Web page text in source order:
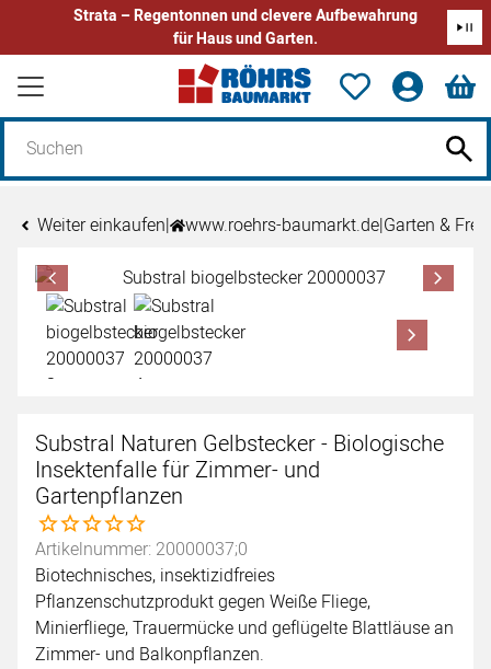
Strata – Regentonnen und clevere Aufbewahrung
für Haus und Garten.
Zum Hauptinhalt springen
Weiter einkaufen| www.roehrs-baumarkt.de|Garten &
Produktgalerie
Zur Kaufbox springen
Substral Naturen Gelbstecker - Biologische
Insektenfalle für Zimmer- und
Gartenpflanzen
Noch keine Bewertungen abgegeben
Artikelnummer: 20000037;0
Biotechnisches, insektizidfreies
Pflanzenschutzprodukt gegen Weiße Fliege,
Minierfliege, Trauermücke und geflügelte Blattläuse an
Zimmer- und Balkonpflanzen.